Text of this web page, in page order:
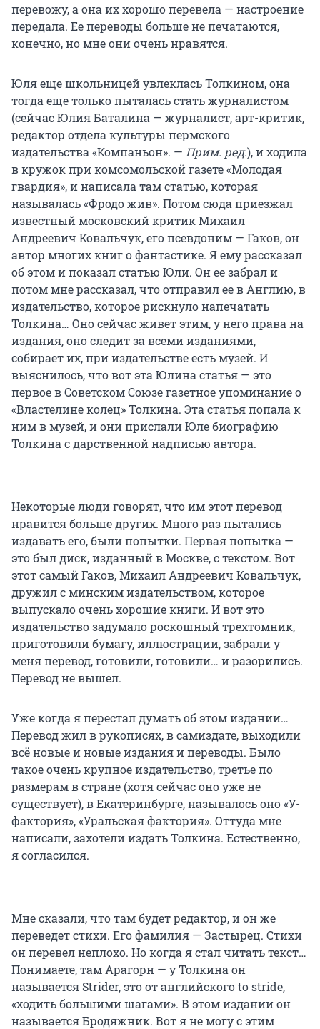
перевожу, а она их хорошо перевела — настроение
передала. Ее переводы больше не печатаются,
конечно, но мне они очень нравятся.
Юля еще школьницей увлеклась Толкином, она
тогда еще только пыталась стать журналистом
(сейчас Юлия Баталина — журналист, арт-критик,
редактор отдела культуры пермского
издательства «Компаньон». — Прим. ред.), и ходила
в кружок при комсомольской газете «Молодая
гвардия», и написала там статью, которая
называлась «Фродо жив». Потом сюда приезжал
известный московский критик Михаил
Андреевич Ковальчук, его псевдоним — Гаков, он
автор многих книг о фантастике. Я ему рассказал
об этом и показал статью Юли. Он ее забрал и
потом мне рассказал, что отправил ее в Англию, в
издательство, которое рискнуло напечатать
Толкина… Оно сейчас живет этим, у него права на
издания, оно следит за всеми изданиями,
собирает их, при издательстве есть музей. И
выяснилось, что вот эта Юлина статья — это
первое в Советском Союзе газетное упоминание о
«Властелине колец» Толкина. Эта статья попала к
ним в музей, и они прислали Юле биографию
Толкина с дарственной надписью автора.
Некоторые люди говорят, что им этот перевод
нравится больше других. Много раз пытались
издавать его, были попытки. Первая попытка —
это был диск, изданный в Москве, с текстом. Вот
этот самый Гаков, Михаил Андреевич Ковальчук,
дружил с минским издательством, которое
выпускало очень хорошие книги. И вот это
издательство задумало роскошный трехтомник,
приготовили бумагу, иллюстрации, забрали у
меня перевод, готовили, готовили… и разорились.
Перевод не вышел.
Уже когда я перестал думать об этом издании…
Перевод жил в рукописях, в самиздате, выходили
всё новые и новые издания и переводы. Было
такое очень крупное издательство, третье по
размерам в стране (хотя сейчас оно уже не
существует), в Екатеринбурге, называлось оно «У-
фактория», «Уральская фактория». Оттуда мне
написали, захотели издать Толкина. Естественно,
я согласился.
Мне сказали, что там будет редактор, и он же
переведет стихи. Его фамилия — Застырец. Стихи
он перевел неплохо. Но когда я стал читать текст…
Понимаете, там Арагорн — у Толкина он
называется Strider, это от английского to stride,
«ходить большими шагами». В этом издании он
называется Бродяжник. Вот я не могу с этим